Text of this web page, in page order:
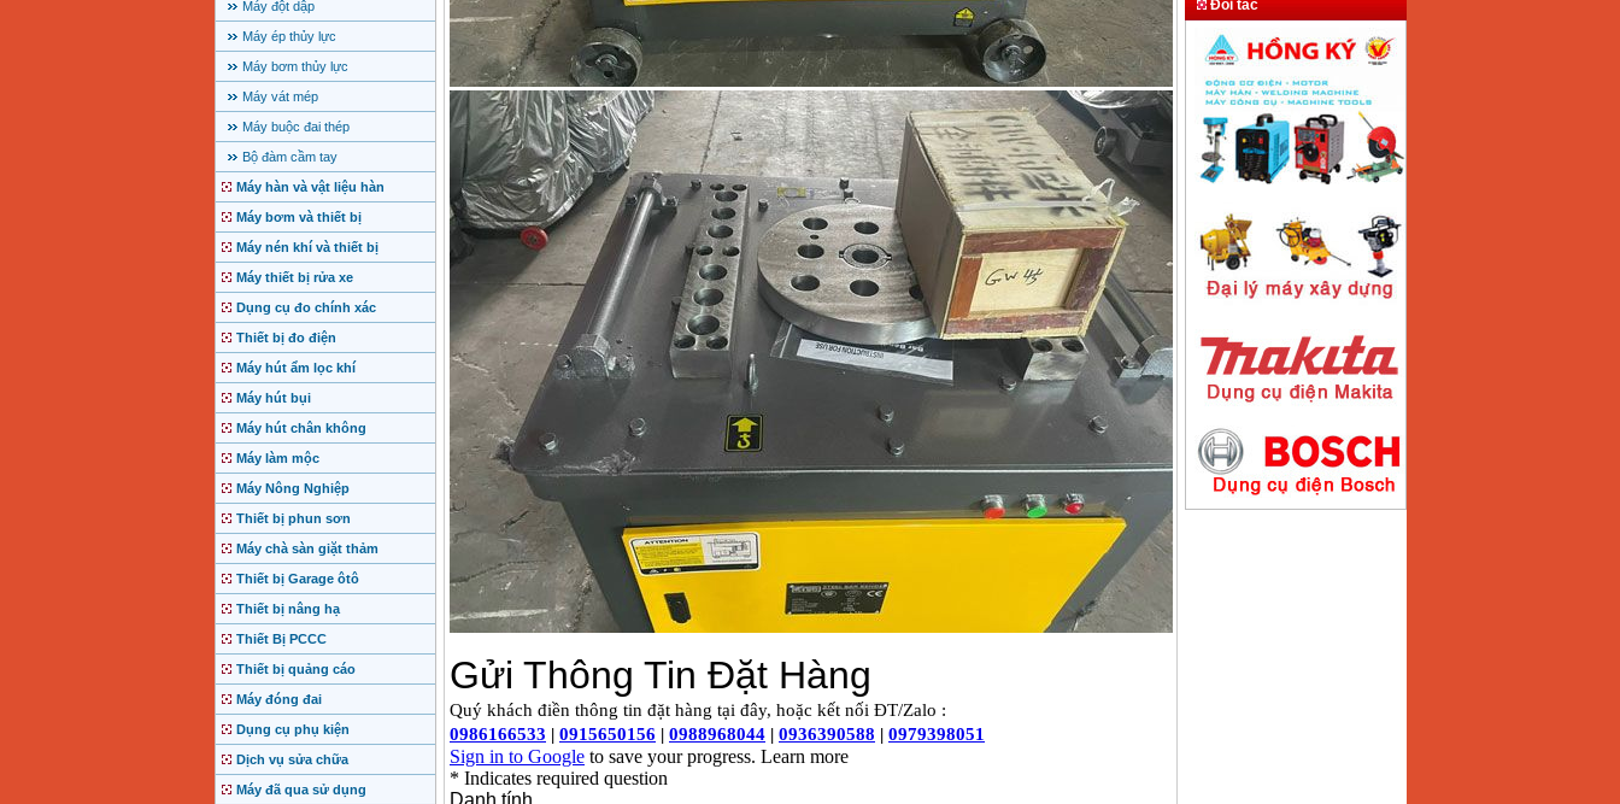
Máy đột dập
Máy ép thủy lực
Máy bơm thủy lực
Máy vát mép
Máy buộc đai thép
Bộ đàm cầm tay
Máy hàn và vật liệu hàn
Máy bơm và thiết bị
Máy nén khí và thiết bị
Máy thiết bị rửa xe
Dụng cụ đo chính xác
Thiết bị đo điện
Máy hút ẩm lọc khí
Máy hút bụi
Máy hút chân không
Máy làm mộc
Máy Nông Nghiệp
Thiết bị phun sơn
Máy chà sàn giặt thảm
Thiết bị Garage ôtô
Thiết bị nâng hạ
Thiết Bị PCCC
Thiết bị quảng cáo
Máy đóng đai
Dụng cụ phụ kiện
Dịch vụ sửa chữa
Máy đã qua sử dụng
Máy hàn que Hồng
ký Jet SR200R
Giá:2350000VND
Giá:2770000 VND
Giá : 2890000VND
Máy hàn que điện tử
Hồng ký HK200E
Giá :4100000VND
» Đại lý bán Máy hàn
DONSUN Thượng Hải
» Máy khoan rút lõi cầm tay
chạy điện pin
» Hình thức thanh toán tại
Thiết Bị Plaza
» Máy ổn áp, máy biến áp
Fushin
» Các loại khí dùng cho máy
cắt kim loại Plasma
Đối tác